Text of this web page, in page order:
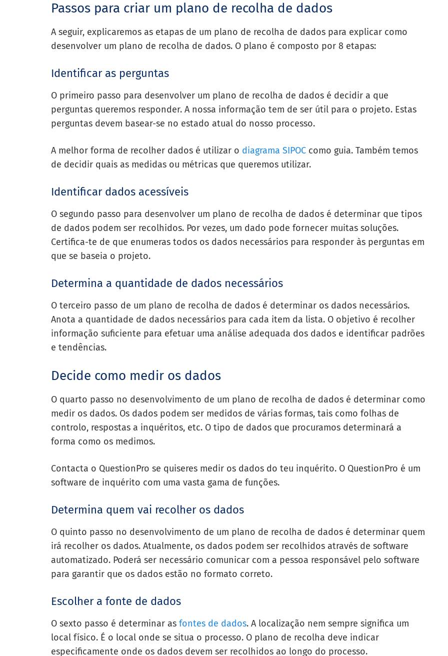
Passos para criar um plano de recolha de dados
A seguir, explicaremos as etapas de um plano de recolha de dados para explicar como
desenvolver um plano de recolha de dados. O plano é composto por 8 etapas:
Identificar as perguntas
O primeiro passo para desenvolver um plano de recolha de dados é decidir a que
perguntas queremos responder. A nossa informação tem de ser útil para o projeto. Estas
perguntas devem basear-se no estado atual do nosso processo.
A melhor forma de recolher dados é utilizar o diagrama SIPOC como guia. Também temos
de decidir quais as medidas ou métricas que queremos utilizar.
Identificar dados acessíveis
O segundo passo para desenvolver um plano de recolha de dados é determinar que tipos
de dados podem ser recolhidos. Por vezes, um dado pode fornecer muitas soluções.
Certifica-te de que enumeras todos os dados necessários para responder às perguntas em
que se baseia o projeto.
Determina a quantidade de dados necessários
O terceiro passo de um plano de recolha de dados é determinar os dados necessários.
Anota a quantidade de dados necessários para cada item da lista. O objetivo é recolher
informação suficiente para efetuar uma análise adequada dos dados e identificar padrões
e tendências.
Decide como medir os dados
O quarto passo no desenvolvimento de um plano de recolha de dados é determinar como
medir os dados. Os dados podem ser medidos de várias formas, tais como folhas de
controlo, respostas a inquéritos, etc. O tipo de dados que procuramos determinará a
forma como os medimos.
Contacta o QuestionPro se quiseres medir os dados do teu inquérito. O QuestionPro é um
software de inquérito com uma vasta gama de funções.
Determina quem vai recolher os dados
O quinto passo no desenvolvimento de um plano de recolha de dados é determinar quem
irá recolher os dados. Atualmente, os dados podem ser recolhidos através de software
automatizado. Poderá ser necessário comunicar com a pessoa responsável pelo software
para garantir que os dados estão no formato correto.
Escolher a fonte de dados
O sexto passo é determinar as fontes de dados. A localização nem sempre significa um
local físico. É o local onde se situa o processo. O plano de recolha deve indicar
especificamente onde os dados devem ser recolhidos ao longo do processo.